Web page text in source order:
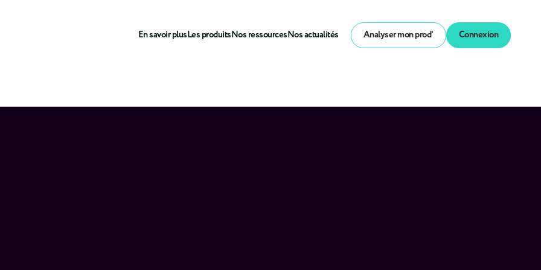
En savoir plusLes produitsNos ressourcesNos actualités Analyser mon prod' Connexion